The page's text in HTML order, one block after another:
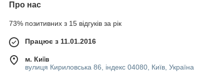
Про нас
73% позитивних з 15 відгуків за рік
Працює з 11.01.2016
м. Київ
вулиця Кириловська 86, індекс 04080, Київ, Україна